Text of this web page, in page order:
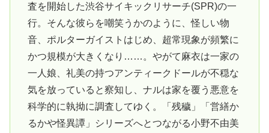
査を開始した渋谷サイキックリサーチ(SPR)の一
行。そんな彼らを嘲笑うかのように、怪しい物
音、ポルターガイストはじめ、超常現象が頻繁に
かつ規模が大きくなり……。やがて麻衣は一家の
一人娘、礼美の持つアンティークドールが不穏な
気を放っていると察知し、ナルは家を覆う悪意を
科学的に執拗に調査してゆく。「残穢」「営繕か
るかや怪異譚」シリーズへとつながる小野不由美